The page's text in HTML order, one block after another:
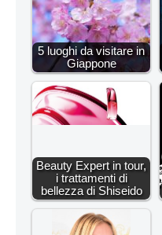
5 luoghi da visitare in
Giappone
Beauty Expert in tour,
i trattamenti di
bellezza di Shiseido